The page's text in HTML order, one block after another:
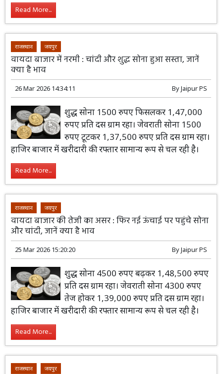
Read More...
राजस्थान जयपुर
वायदा बाजार में नरमी : चांदी और शुद्ध सोना हुआ सस्ता, जानें
क्या है ‌भाव
26 Mar 2026 14:34:11 ByJaipur PS
शुद्ध सोना 1500 रुपए फिसलकर 1,47,000
रुपए प्रति दस ग्राम रहा। जेवराती सोना 1500
रुपए टूटकर 1,37,500 रुपए प्रति दस ग्राम रहा।
हाजिर बाजार में खरीदारी की रफ्तार सामान्य रूप से चल रही है।
Read More...
राजस्थान जयपुर
वायदा बाजार की तेजी का असर : फिर नई ऊंचाई पर पहुंचे सोना
और चांदी, जानें क्या है भाव
25 Mar 2026 15:20:20 ByJaipur PS
शुद्ध सोना 4500 रुपए बढ़कर 1,48,500 रुपए
प्रति दस ग्राम रहा। जेवराती सोना 4300 रुपए
तेज होकर 1,39,000 रुपए प्रति दस ग्राम रहा।
हाजिर बाजार में खरीदारी की रफ्तार सामान्य रूप से चल रही है।
Read More...
राजस्थान जयपुर